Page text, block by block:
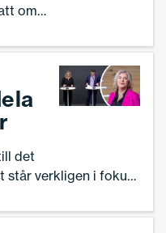
om
det
verkligen i fokus
i Sveriges Skolledare